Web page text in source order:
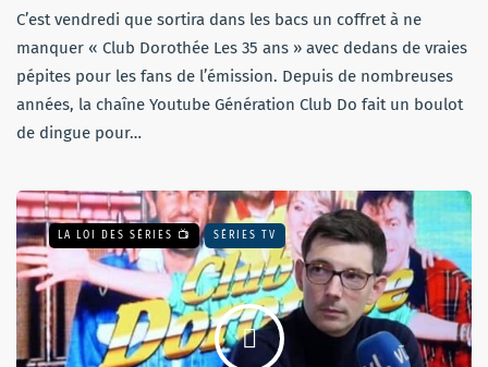
C’est vendredi que sortira dans les bacs un coffret à ne
manquer « Club Dorothée Les 35 ans » avec dedans de vraies
pépites pour les fans de l’émission. Depuis de nombreuses
années, la chaîne Youtube Génération Club Do fait un boulot
de dingue pour…
LA LOI DES SÉRIES 📺 SÉRIES TV